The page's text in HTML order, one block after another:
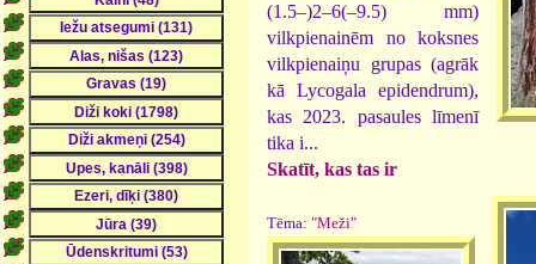
(1.5–)2–6(–9.5) mm)
vilkpienainēm no koksnes
vilkpienaiņu grupas (agrāk
kā Lycogala epidendrum),
kas 2023. pasaules līmenī
tika i...
Skatīt, kas tas ir
Tēma: "Meži"